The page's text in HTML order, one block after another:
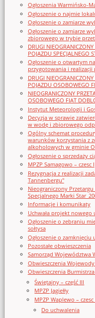
Ogłoszenia Warmińsko-
Ogłoszenie o najmie
Ogłoszenie o zamiarze
Ogłoszenie o zamiarze
zbiorowego w trybie
DRUGI
POJAZDU SPECJALNEGO
Ogłoszenie o otwartym
przygotowania i realizacji
DRUGI
POJAZDU OSOBOWEGO
NIEOGRANICZONY
OSOBOWEGO FIAT
Instytut Meteorologii i
Decyzja w sprawie
w wodę i zbiorowego
Ogólny schemat
warunków korzystania z
alkoholowych w gminie
Ogłoszenie o sprzedaży
MPZP Samagowo – czesc I
Rezygnacja z realizacji
Tannenbergu"
Nieograniczony
Specjalnego Marki
Informacje i komunikaty
Uchwała projekt nowego
Ogłoszenie o zebraniu
sołtysa
Ogłoszenie o zamknięciu
Pozostałe obwieszczenia
Samorząd Województwa
Obwieszczenia
Obwieszczenia
Świętajny – część III
MPZP Jagiełły
MPZP Waplewo – czesc
Do uchwalenia